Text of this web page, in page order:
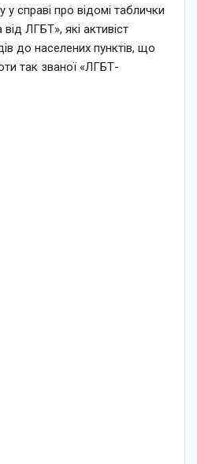
у справі про відомі таблички
ЛГБТ», які активіст
до населених пунктів, що
так званої «ЛГБТ-